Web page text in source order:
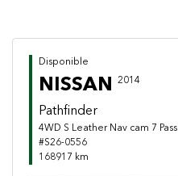
Disponible
NISSAN 2014
Pathfinder
4WD S Leather Nav cam 7 Pass
#S26-0556
168917 km